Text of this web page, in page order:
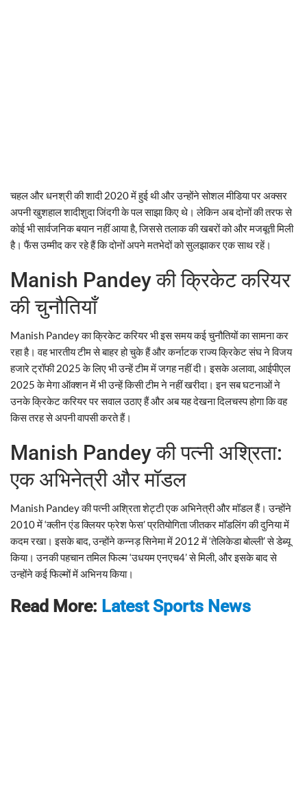
चहल और धनश्री की शादी 2020 में हुई थी और उन्होंने सोशल मीडिया पर अक्सर
अपनी खुशहाल शादीशुदा जिंदगी के पल साझा किए थे। लेकिन अब दोनों की तरफ से
कोई भी सार्वजनिक बयान नहीं आया है, जिससे तलाक की खबरों को और मजबूती मिली
है। फैंस उम्मीद कर रहे हैं कि दोनों अपने मतभेदों को सुलझाकर एक साथ रहें।
Manish Pandey की क्रिकेट करियर
की चुनौतियाँ
Manish Pandey का क्रिकेट करियर भी इस समय कई चुनौतियों का सामना कर
रहा है। वह भारतीय टीम से बाहर हो चुके हैं और कर्नाटक राज्य क्रिकेट संघ ने विजय
हजारे ट्रॉफी 2025 के लिए भी उन्हें टीम में जगह नहीं दी। इसके अलावा, आईपीएल
2025 के मेगा ऑक्शन में भी उन्हें किसी टीम ने नहीं खरीदा। इन सब घटनाओं ने
उनके क्रिकेट करियर पर सवाल उठाए हैं और अब यह देखना दिलचस्प होगा कि वह
किस तरह से अपनी वापसी करते हैं।
Manish Pandey की पत्नी अश्रिता:
एक अभिनेत्री और मॉडल
Manish Pandey की पत्नी अश्रिता शेट्टी एक अभिनेत्री और मॉडल हैं। उन्होंने
2010 में ‘क्लीन एंड क्लियर फ्रेश फेस’ प्रतियोगिता जीतकर मॉडलिंग की दुनिया में
कदम रखा। इसके बाद, उन्होंने कन्नड़ सिनेमा में 2012 में ‘तेलिकेडा बोल्ली’ से डेब्यू
किया। उनकी पहचान तमिल फिल्म ‘उधयम एनएच4’ से मिली, और इसके बाद से
उन्होंने कई फिल्मों में अभिनय किया।
Read More: Latest Sports News